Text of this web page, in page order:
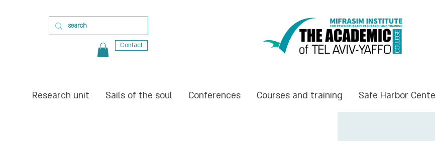
Contact
Safe Harbor
Courses and training
Conferences
Sails of the soul
Research unit